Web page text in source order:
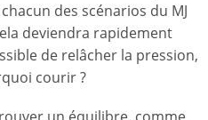
des scénarios du MJ
deviendra rapidement
de relâcher la pression,
courir ?